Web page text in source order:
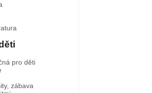
pro děti
zábava